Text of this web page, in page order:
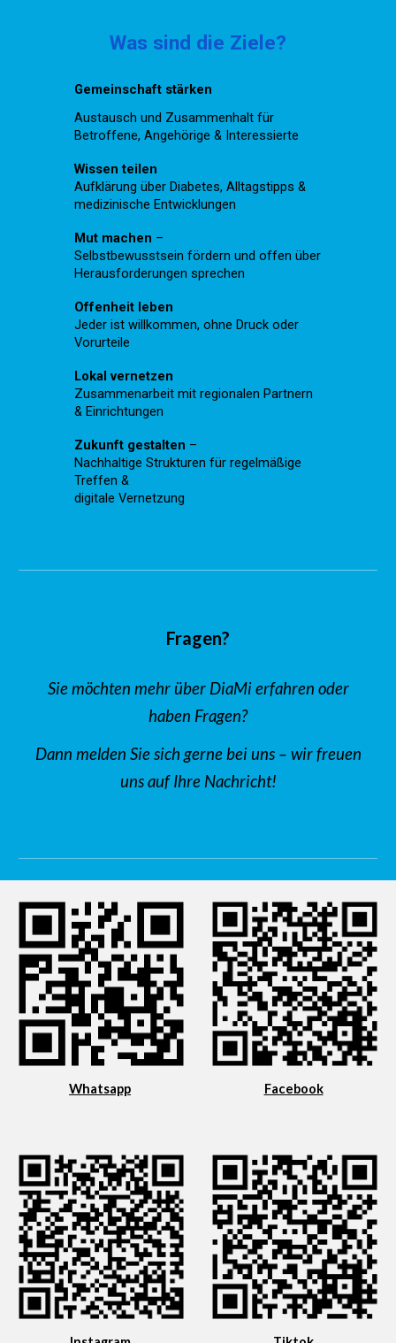
Was sind die Ziele?
Gemeinschaft stärken
Austausch und Zusammenhalt für
Betroffene, Angehörige & Interessierte
Wissen teilen
Aufklärung über Diabetes, Alltagstipps &
medizinische Entwicklungen
Mut machen –
Selbstbewusstsein fördern und offen über
Herausforderungen sprechen
Offenheit leben
Jeder ist willkommen, ohne Druck oder
Vorurteile
Lokal vernetzen
Zusammenarbeit mit regionalen Partnern
& Einrichtungen
Zukunft gestalten –
Nachhaltige Strukturen für regelmäßige
Treffen &
digitale Vernetzung
Fragen?
Sie möchten mehr über DiaMi erfahren oder
haben Fragen?
Dann melden Sie sich gerne bei uns – wir freuen
uns auf Ihre Nachricht!
Whatsapp Facebook